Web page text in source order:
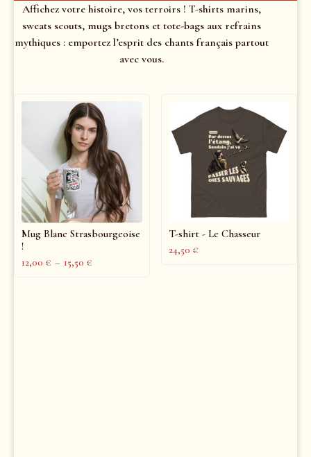
Affichez votre histoire, vos terroirs ! T-shirts marins,
sweats scouts, mugs bretons et tote-bags aux refrains
mythiques : emportez l’esprit des chants français partout
avec vous.
Mug Blanc Strasbourgeoise
!
12,00 € – 15,50 €
T-shirt - Le Chasseur
24,50 €